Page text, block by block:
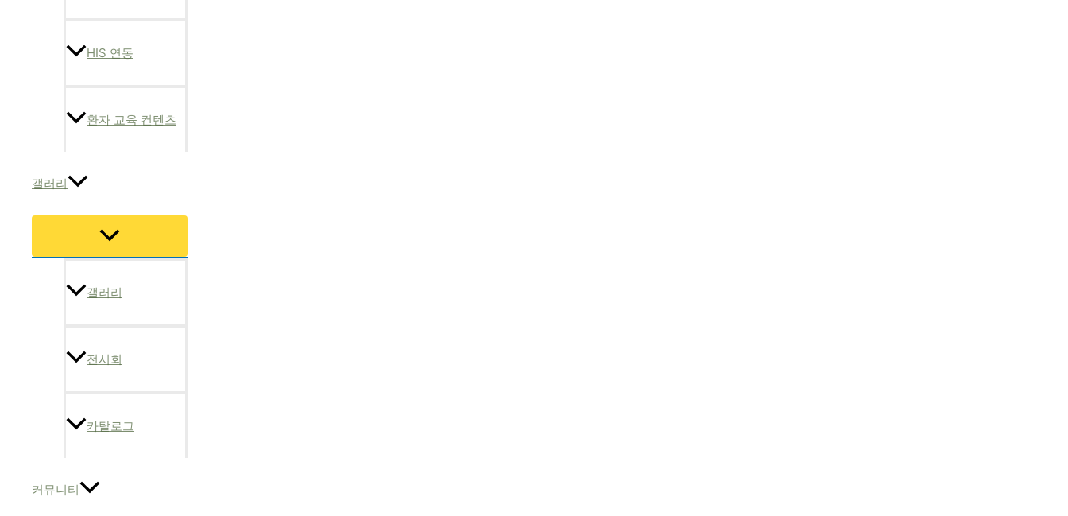
HIS 연동
환자 교육 컨텐츠
갤러리
메
토
갤러리
전시회
카탈로그
커뮤니티